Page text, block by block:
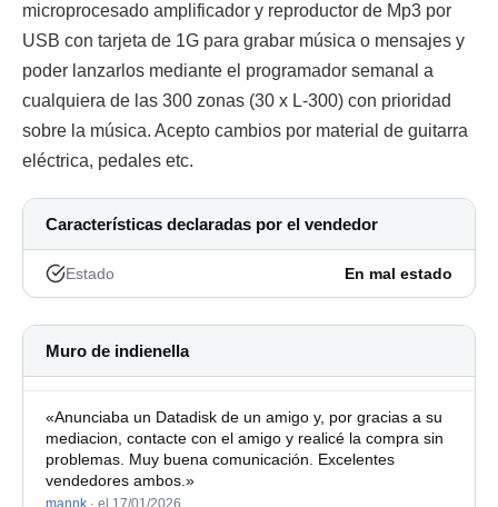
microprocesado amplificador y reproductor de Mp3 por
USB con tarjeta de 1G para grabar música o mensajes y
poder lanzarlos mediante el programador semanal a
cualquiera de las 300 zonas (30 x L-300) con prioridad
sobre la música. Acepto cambios por material de guitarra
eléctrica, pedales etc.
Características declaradas por el vendedor
Estado En mal estado
Muro de indienella
«Anunciaba un Datadisk de un amigo y, por gracias a su
mediacion, contacte con el amigo y realicé la compra sin
problemas. Muy buena comunicación. Excelentes
vendedores ambos.»
mannk · el 17/01/2026